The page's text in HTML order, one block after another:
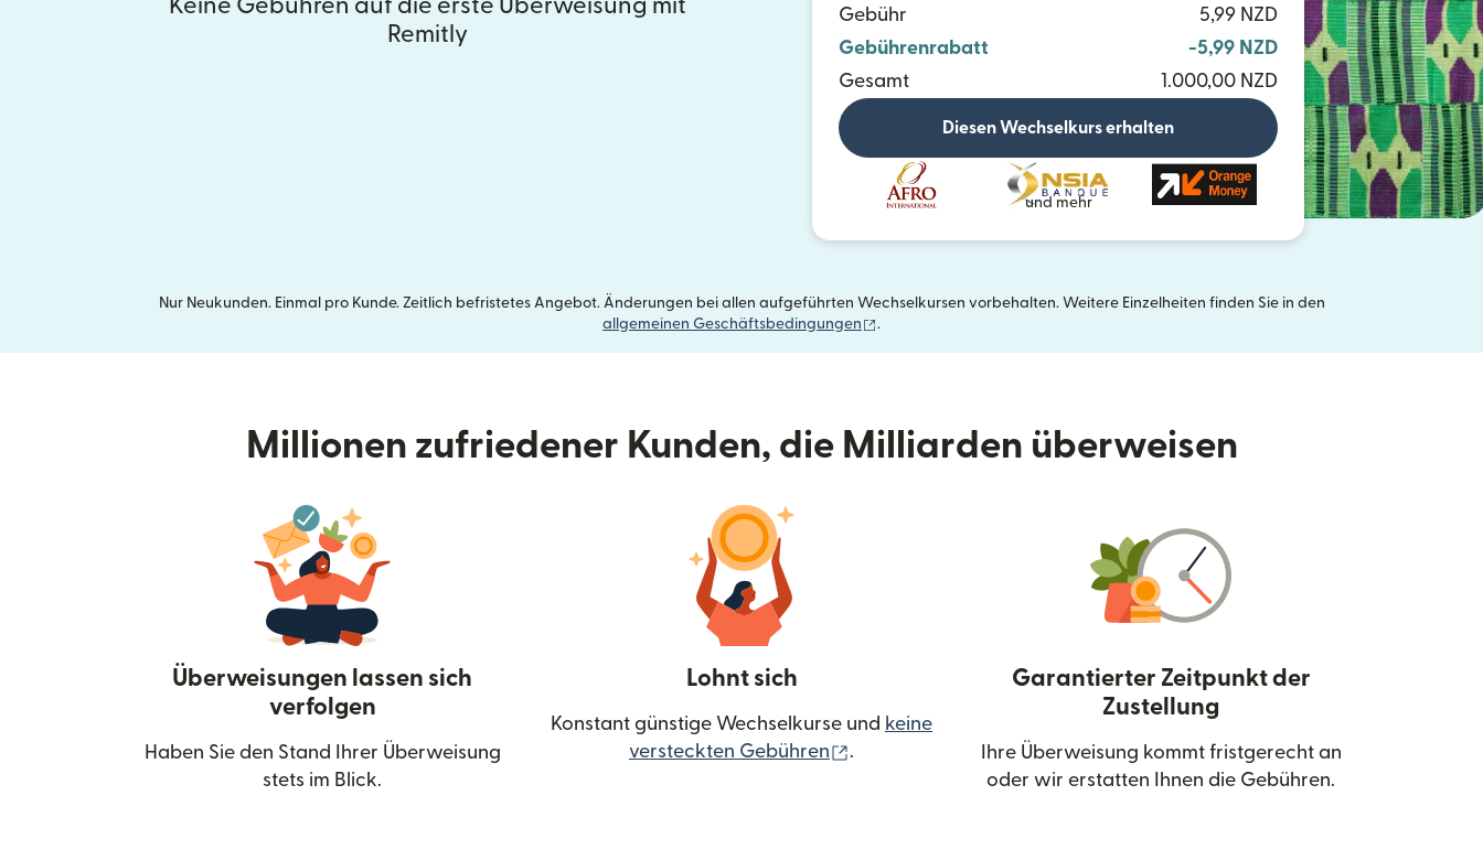
Keine Gebühren auf die erste Überweisung mit
Remitly
Gebühr
5,99 NZD
Gebührenrabatt
-5,99 NZD
Gesamt
1.000,00 NZD
Diesen Wechselkurs erhalten
und mehr
Nur Neukunden. Einmal pro Kunde. Zeitlich befristetes Angebot. Änderungen bei allen aufgeführten Wechselkursen vorbehalten. Weitere Einzelheiten finden Sie in den
allgemeinen Geschäftsbedingungen
(wird in einem neuen Fenster geöffnet)
.
Millionen zufriedener Kunden, die Milliarden überweisen
Überweisungen lassen sich
verfolgen
Haben Sie den Stand Ihrer Überweisung
stets im Blick.
Lohnt sich
Konstant günstige Wechselkurse und keine
versteckten Gebühren
(wird in einem neuen Fenster geöffnet)
.
Garantierter Zeitpunkt der
Zustellung
Ihre Überweisung kommt fristgerecht an
oder wir erstatten Ihnen die Gebühren.